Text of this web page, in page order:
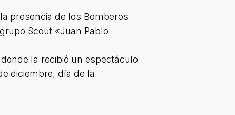
presencia de los Bomberos
Scout «Juan Pablo
la recibió un espectáculo
diciembre, día de la